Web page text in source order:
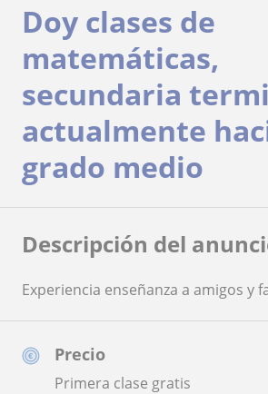
Precio
Primera clase gratis
Doy clases de
matemáticas,
secundaria
actualmente
grado medio
Descripción del
Experiencia enseñanza a amigos y